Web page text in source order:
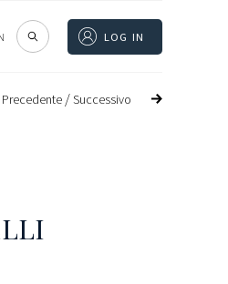
LOG IN
Precedente /Successivo